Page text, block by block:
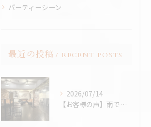
パーティーシーン
最近の投稿 RECENT POSTS
2026/07/14
【お客様の声】雨でも最高のBBQに。「外より楽しかった！」と嬉しいお声をいただきました